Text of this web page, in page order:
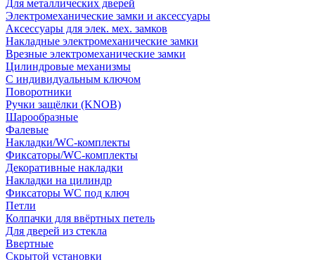
Для металлических дверей
Электромеханические замки и аксессуары
Аксессуары для элек. мех. замков
Накладные электромеханические замки
Врезные электромеханические замки
Цилиндровые механизмы
С индивидуальным ключом
Поворотники
Ручки защёлки (KNOB)
Шарообразные
Фалевые
Накладки/WC-комплекты
Фиксаторы/WC-комплекты
Декоративные накладки
Накладки на цилиндр
Фиксаторы WC под ключ
Петли
Колпачки для ввёртных петель
Для дверей из стекла
Ввертные
Скрытой установки